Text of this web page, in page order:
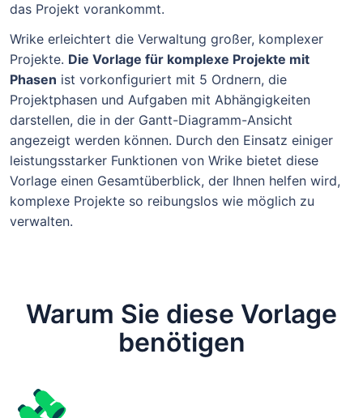
das Projekt vorankommt.
Wrike erleichtert die Verwaltung großer, komplexer
Projekte. Die Vorlage für komplexe Projekte mit
Phasen ist vorkonfiguriert mit 5 Ordnern, die
Projektphasen und Aufgaben mit Abhängigkeiten
darstellen, die in der Gantt-Diagramm-Ansicht
angezeigt werden können. Durch den Einsatz einiger
leistungsstarker Funktionen von Wrike bietet diese
Vorlage einen Gesamtüberblick, der Ihnen helfen wird,
komplexe Projekte so reibungslos wie möglich zu
verwalten.
Warum Sie diese Vorlage
benötigen